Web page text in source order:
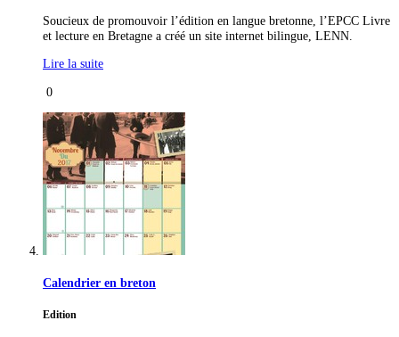
Soucieux de promouvoir l’édition en langue bretonne, l’EPCC Livre
et lecture en Bretagne a créé un site internet bilingue, LENN.
Lire la suite
0
Calendrier en breton
Edition